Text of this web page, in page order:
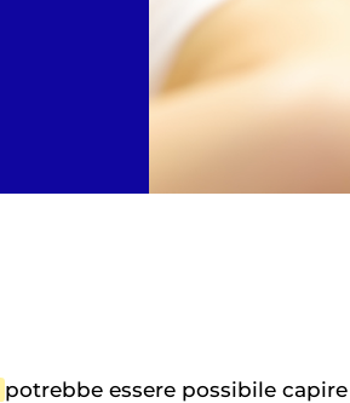
potrebbe essere possibile capire